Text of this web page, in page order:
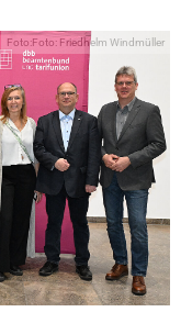
Foto:Foto: Friedhelm Windmüller